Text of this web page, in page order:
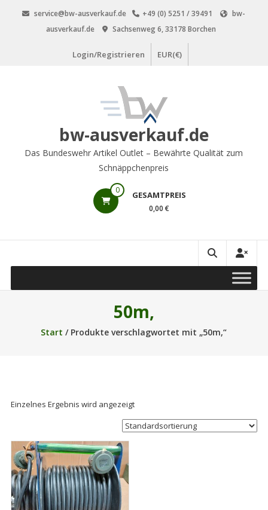
service@bw-ausverkauf.de +49 (0) 5251 / 39491
bw-
ausverkauf.de
Sachsenweg 6, 33178 Borchen
Login/Registrieren EUR(€)
bw-ausverkauf.de
Das Bundeswehr Artikel Outlet – Bewährte Qualität zum
Schnäppchenpreis
0 GESAMTPREIS
0,00 €
50m,
Start / Produkte verschlagwortet mit „50m,“
Einzelnes Ergebnis wird angezeigt